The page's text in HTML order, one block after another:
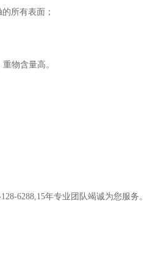
所有表面；
物含量高。
6288,15年专业团队竭诚为您服务。